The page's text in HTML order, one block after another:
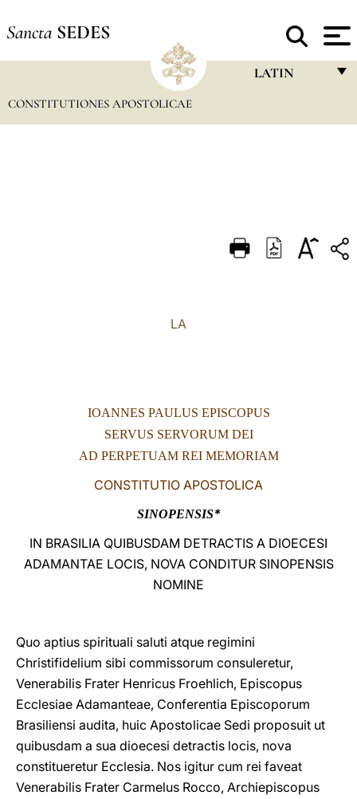
Sancta SEDES
LATIN
DEUTSCH
CONSTITUTIONES APOSTOLICAE
LA
IOANNES PAULUS EPISCOPUS
SERVUS SERVORUM DEI
AD PERPETUAM REI MEMORIAM
CONSTITUTIO APOSTOLICA
SINOPENSIS*
IN BRASILIA QUIBUSDAM DETRACTIS A DIOECESI
ADAMANTAE LOCIS, NOVA CONDITUR SINOPENSIS
NOMINE
Quo aptius spirituali saluti atque regimini
Christifidelium sibi commissorum consuleretur,
Venerabilis Frater Henricus Froehlich, Episcopus
Ecclesiae Adamanteae, Conferentia Episcoporum
Brasiliensi audita, huic Apostolicae Sedi proposuit ut
quibusdam a sua dioecesi detractis locis, nova
constitueretur Ecclesia. Nos igitur cum rei faveat
Venerabilis Frater Carmelus Rocco, Archiepiscopus